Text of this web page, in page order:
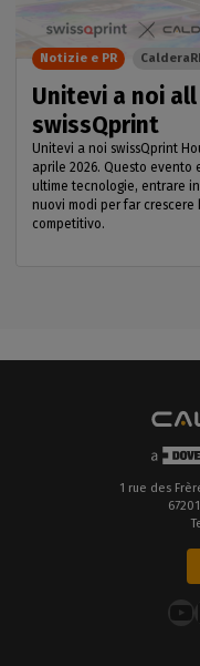
Unitevi a noi
swissQprint
Unitevi a noi swissQprint
aprile 2026. Questo
ultime tecnologie, entrare
nuovi modi per far crescere
competitivo.
Notizie e PR
1 rue des